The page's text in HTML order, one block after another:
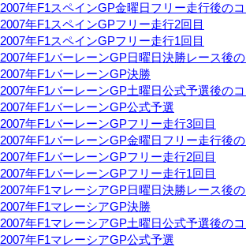
2007年F1スペインGP金曜日フリー走行後の
2007年F1スペインGPフリー走行2回目
2007年F1スペインGPフリー走行1回目
2007年F1バーレーンGP日曜日決勝レース後
2007年F1バーレーンGP決勝
2007年F1バーレーンGP土曜日公式予選後の
2007年F1バーレーンGP公式予選
2007年F1バーレーンGPフリー走行3回目
2007年F1バーレーンGP金曜日フリー走行後
2007年F1バーレーンGPフリー走行2回目
2007年F1バーレーンGPフリー走行1回目
2007年F1マレーシアGP日曜日決勝レース後
2007年F1マレーシアGP決勝
2007年F1マレーシアGP土曜日公式予選後の
2007年F1マレーシアGP公式予選